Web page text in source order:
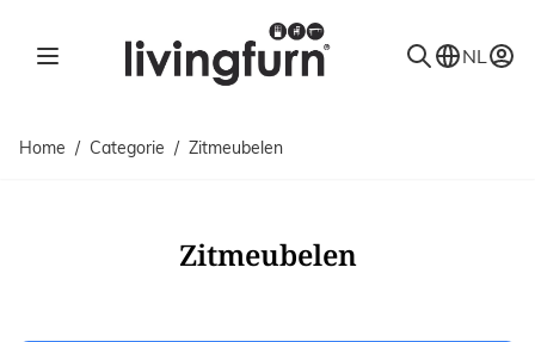
NL
Home / Categorie / Zitmeubelen
Zitmeubelen